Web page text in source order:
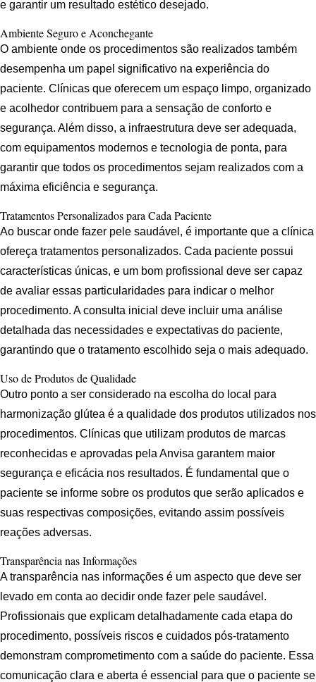
e garantir um resultado estético desejado.
Ambiente Seguro e Aconchegante
O ambiente onde os procedimentos são realizados também
desempenha um papel significativo na experiência do
paciente. Clínicas que oferecem um espaço limpo, organizado
e acolhedor contribuem para a sensação de conforto e
segurança. Além disso, a infraestrutura deve ser adequada,
com equipamentos modernos e tecnologia de ponta, para
garantir que todos os procedimentos sejam realizados com a
máxima eficiência e segurança.
Tratamentos Personalizados para Cada Paciente
Ao buscar onde fazer pele saudável, é importante que a clínica
ofereça tratamentos personalizados. Cada paciente possui
características únicas, e um bom profissional deve ser capaz
de avaliar essas particularidades para indicar o melhor
procedimento. A consulta inicial deve incluir uma análise
detalhada das necessidades e expectativas do paciente,
garantindo que o tratamento escolhido seja o mais adequado.
Uso de Produtos de Qualidade
Outro ponto a ser considerado na escolha do local para
harmonização glútea é a qualidade dos produtos utilizados nos
procedimentos. Clínicas que utilizam produtos de marcas
reconhecidas e aprovadas pela Anvisa garantem maior
segurança e eficácia nos resultados. É fundamental que o
paciente se informe sobre os produtos que serão aplicados e
suas respectivas composições, evitando assim possíveis
reações adversas.
Transparência nas Informações
A transparência nas informações é um aspecto que deve ser
levado em conta ao decidir onde fazer pele saudável.
Profissionais que explicam detalhadamente cada etapa do
procedimento, possíveis riscos e cuidados pós-tratamento
demonstram comprometimento com a saúde do paciente. Essa
comunicação clara e aberta é essencial para que o paciente se